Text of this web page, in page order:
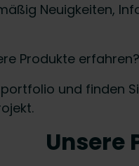
Neuigkeiten,
Produkte erfahren?
und finden
Unsere